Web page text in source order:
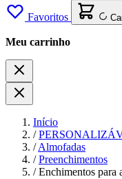
Favoritos
Meu carrinho
Início
/
/ Almofadas
/ Preenchimentos
/ Enchimentos para